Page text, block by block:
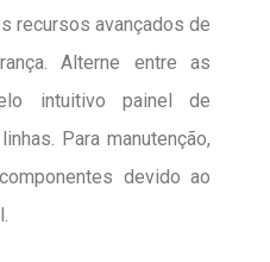
recursos avançados de
Alterne entre as
intuitivo painel de
Para manutenção,
devido ao